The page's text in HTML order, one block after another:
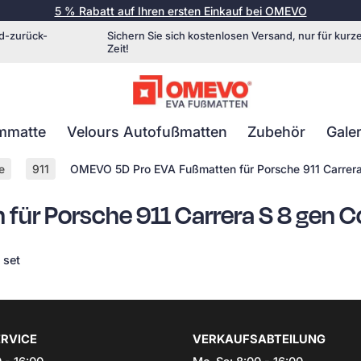
5 % Rabatt auf Ihren ersten Einkauf bei OMEVO
zurück-
Sichern Sie sich kostenlosen Versand, nur für
Zeit!
Velours Autofußmatten Zubehör
911 OMEVO 5D Pro EVA Fußmatten für Porsche 911
für Porsche 911 Carrera S 8 gen
set
VERKAUFSABTEILUNG